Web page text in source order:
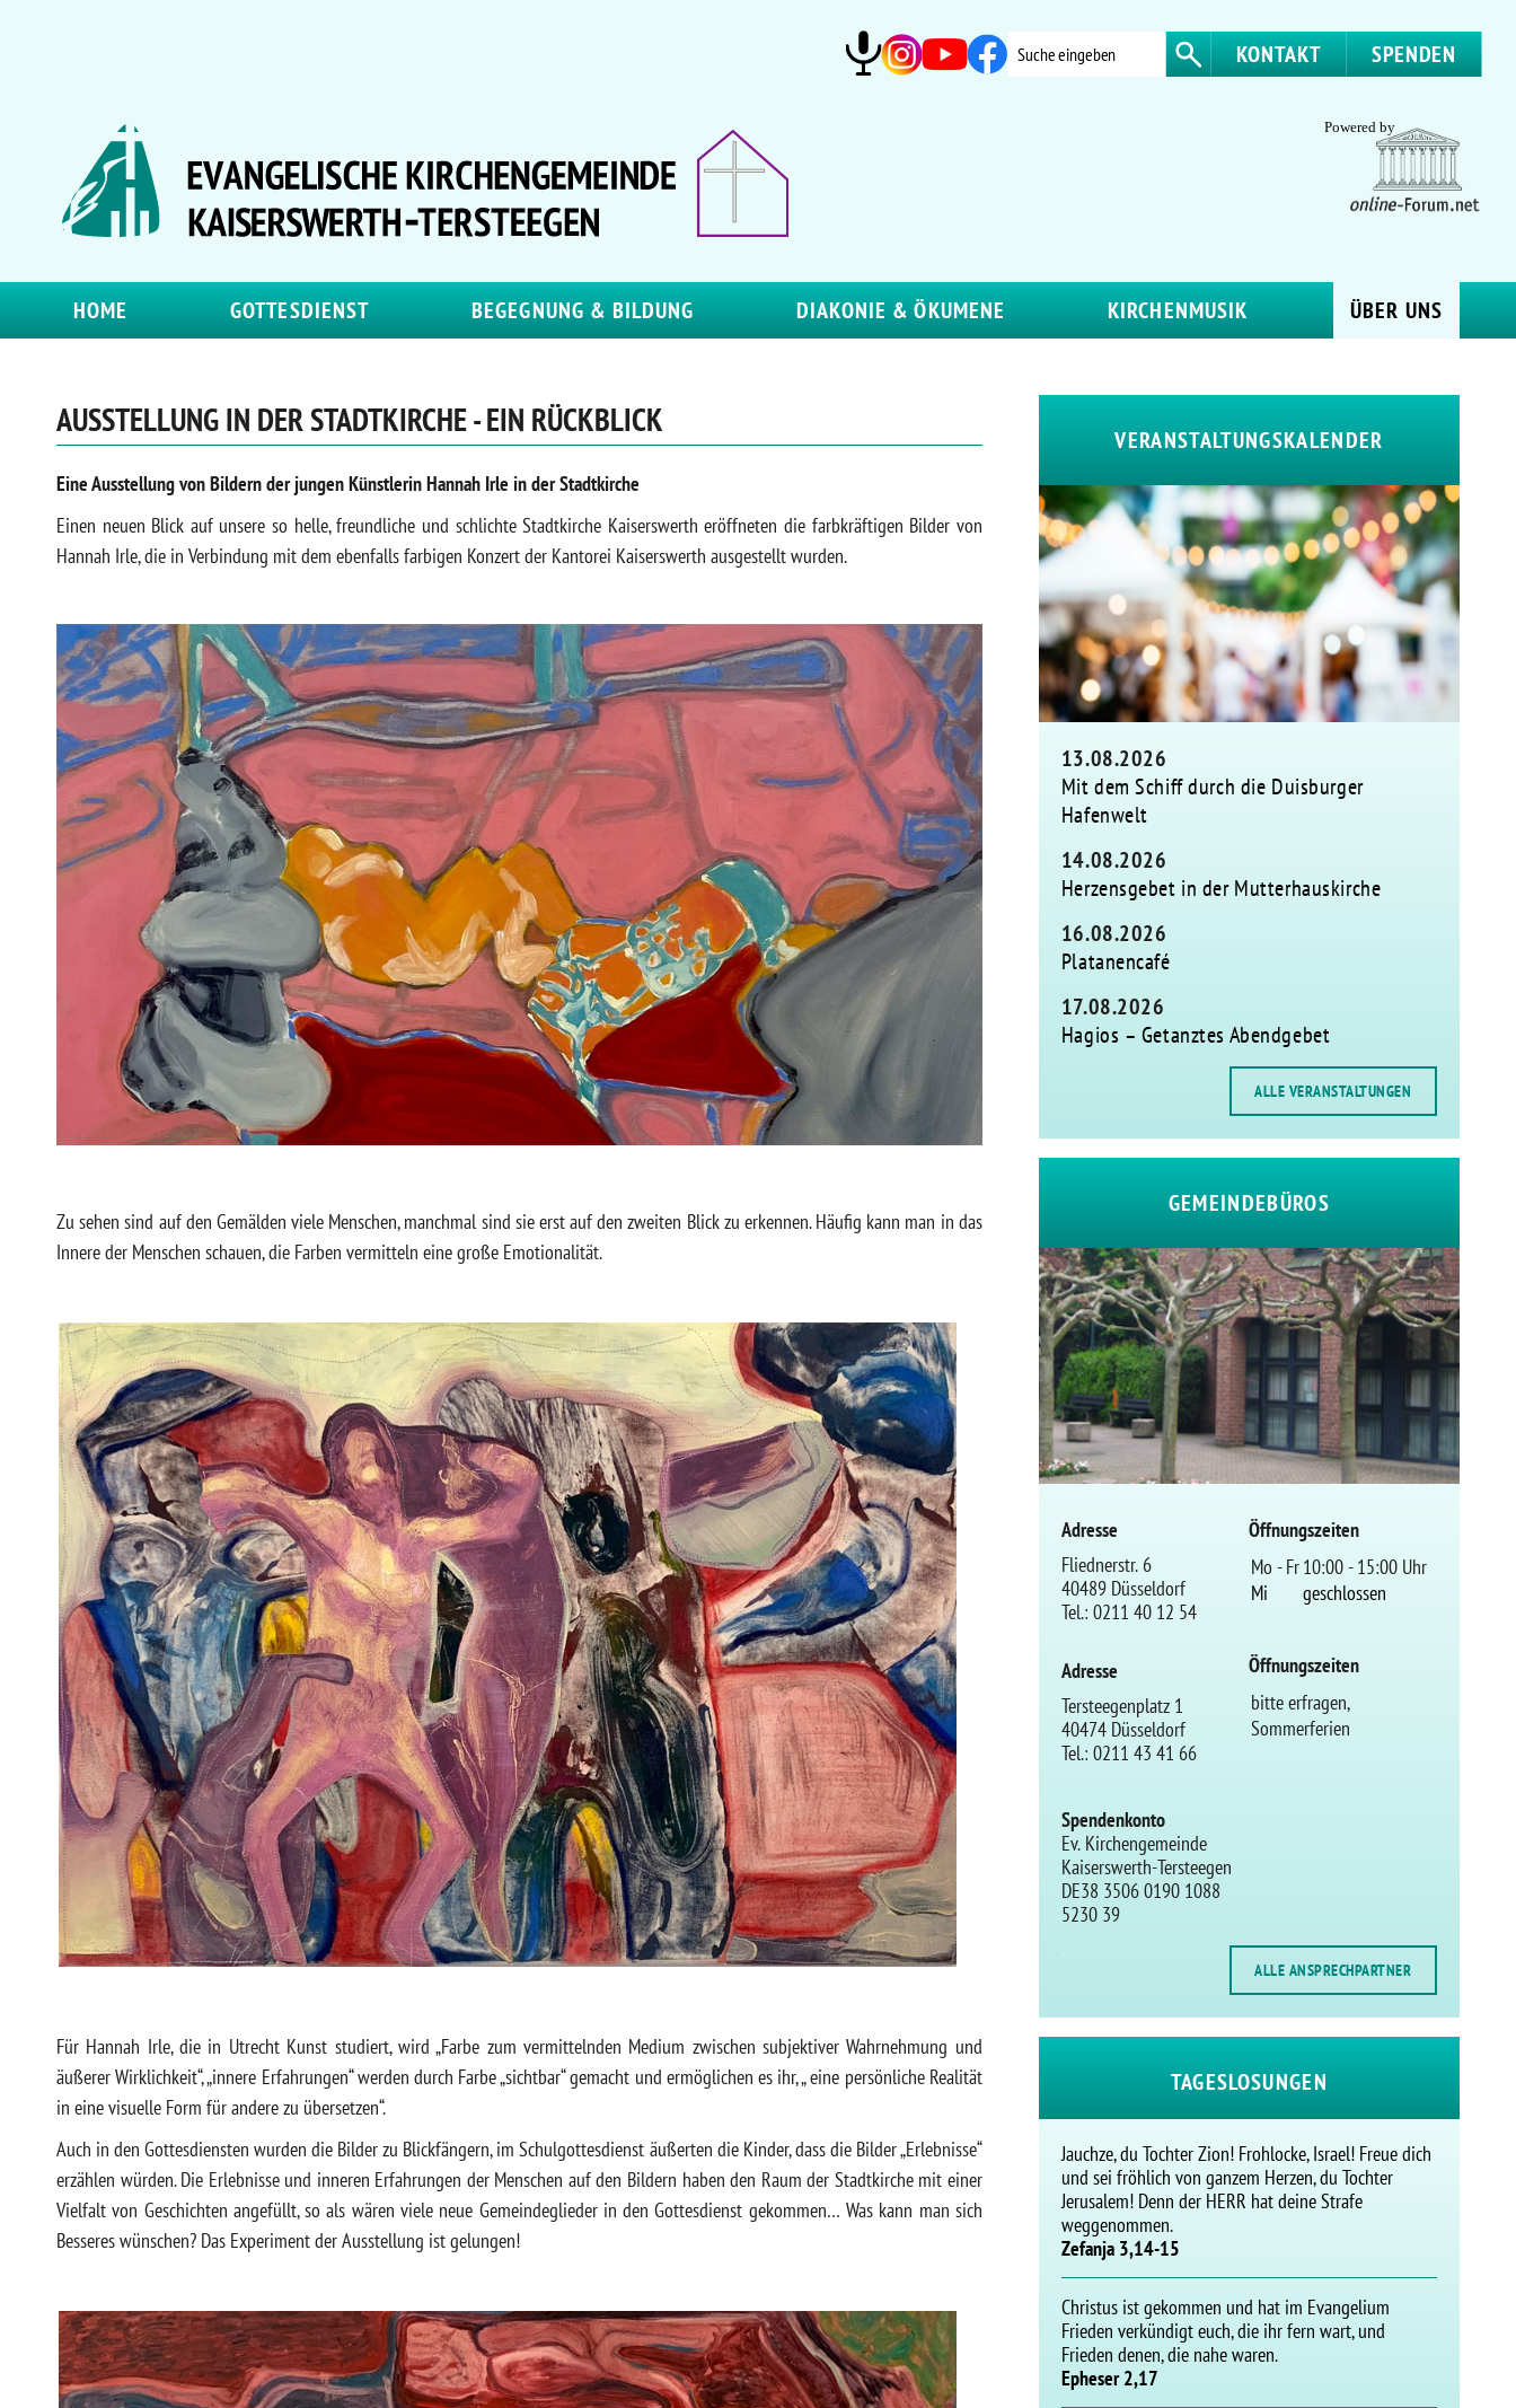
KONTAKT SPENDEN
HOME GOTTESDIENST BEGEGNUNG & BILDUNG DIAKONIE & ÖKUMENE KIRCHENMUSIK ÜBER UNS
AUSSTELLUNG IN DER STADTKIRCHE - EIN RÜCKBLICK
Eine Ausstellung von Bildern der jungen Künstlerin Hannah Irle in der Stadtkirche
Einen neuen Blick auf unsere so helle, freundliche und schlichte Stadtkirche Kaiserswerth eröffneten die farbkräftigen Bilder von
Hannah Irle, die in Verbindung mit dem ebenfalls farbigen Konzert der Kantorei Kaiserswerth ausgestellt wurden.
Zu sehen sind auf den Gemälden viele Menschen, manchmal sind sie erst auf den zweiten Blick zu erkennen. Häufig kann man in das
Innere der Menschen schauen, die Farben vermitteln eine große Emotionalität.
Für Hannah Irle, die in Utrecht Kunst studiert, wird „Farbe zum vermittelnden Medium zwischen subjektiver Wahrnehmung und
äußerer Wirklichkeit“, „innere Erfahrungen“ werden durch Farbe „sichtbar“ gemacht und ermöglichen es ihr, „ eine persönliche Realität
in eine visuelle Form für andere zu übersetzen“.
Auch in den Gottesdiensten wurden die Bilder zu Blickfängern, im Schulgottesdienst äußerten die Kinder, dass die Bilder „Erlebnisse“
erzählen würden. Die Erlebnisse und inneren Erfahrungen der Menschen auf den Bildern haben den Raum der Stadtkirche mit einer
Vielfalt von Geschichten angefüllt, so als wären viele neue Gemeindeglieder in den Gottesdienst gekommen… Was kann man sich
Besseres wünschen? Das Experiment der Ausstellung ist gelungen!
VERANSTALTUNGSKALENDER
13.08.2026
Mit dem Schiff durch die Duisburger
Hafenwelt
14.08.2026
Herzensgebet in der Mutterhauskirche
16.08.2026
Platanencafé
17.08.2026
Hagios – Getanztes Abendgebet
ALLE VERANSTALTUNGEN
GEMEINDEBÜROS
Adresse
Fliednerstr. 6
40489 Düsseldorf
Tel.: 0211 40 12 54
Adresse
Tersteegenplatz 1
40474 Düsseldorf
Tel.: 0211 43 41 66
Öffnungszeiten
Mo - Fr10:00 - 15:00 Uhr
Mi
geschlossen
Öffnungszeiten
bitte erfragen,
Sommerferien
Spendenkonto
Ev. Kirchengemeinde
Kaiserswerth-Tersteegen
DE38 3506 0190 1088
5230 39
.
ALLE ANSPRECHPARTNER
TAGESLOSUNGEN
Jauchze, du Tochter Zion! Frohlocke, Israel! Freue dich
und sei fröhlich von ganzem Herzen, du Tochter
Jerusalem! Denn der HERR hat deine Strafe
weggenommen.
Zefanja 3,14-15
Christus ist gekommen und hat im Evangelium
Frieden verkündigt euch, die ihr fern wart, und
Frieden denen, die nahe waren.
Epheser 2,17